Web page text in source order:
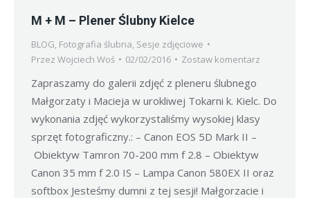
M + M – Plener Ślubny Kielce
BLOG Fotografia ślubna Sesje zdjęciowe
Przez Wojciech Woś 02/02/2016 Zostaw komentarz
Zapraszamy do galerii zdjęć z pleneru ślubnego
Małgorzaty i Macieja w urokliwej Tokarni k. Kielc. Do
wykonania zdjęć wykorzystaliśmy wysokiej klasy
sprzęt fotograficzny.: – Canon EOS 5D Mark II –
Obiektyw Tamron 70-200 mm f 2.8 – Obiektyw
Canon 35 mm f 2.0 IS – Lampa Canon 580EX II oraz
softbox Jesteśmy dumni z tej sesji! Małgorzacie i